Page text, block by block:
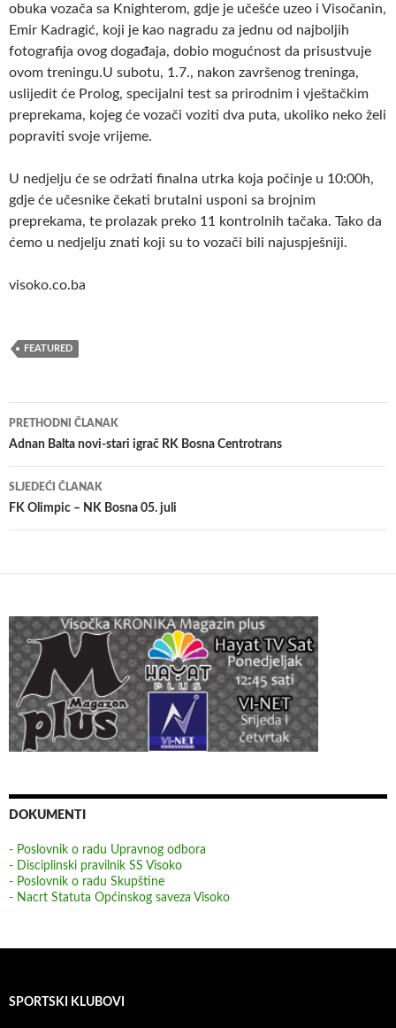
obuka vozača sa Knighterom, gdje je učešće uzeo i Visočanin,
Emir Kadragić, koji je kao nagradu za jednu od najboljih
fotografija ovog događaja, dobio mogućnost da prisustvuje
ovom treningu.U subotu, 1.7., nakon završenog treninga,
uslijedit će Prolog, specijalni test sa prirodnim i vještačkim
preprekama, kojeg će vozači voziti dva puta, ukoliko neko želi
popraviti svoje vrijeme.
U nedjelju će se održati finalna utrka koja počinje u 10:00h,
gdje će učesnike čekati brutalni usponi sa brojnim
preprekama, te prolazak preko 11 kontrolnih tačaka. Tako da
ćemo u nedjelju znati koji su to vozači bili najuspješniji.
visoko.co.ba
FEATURED
Navigacija
članaka
PRETHODNI ČLANAK
Adnan Balta novi-stari igrač RK Bosna Centrotrans
SLJEDEĆI ČLANAK
FK Olimpic – NK Bosna 05. juli
DOKUMENTI
- Poslovnik o radu Upravnog odbora
- Disciplinski pravilnik SS Visoko
- Poslovnik o radu Skupštine
- Nacrt Statuta Općinskog saveza Visoko
SPORTSKI KLUBOVI